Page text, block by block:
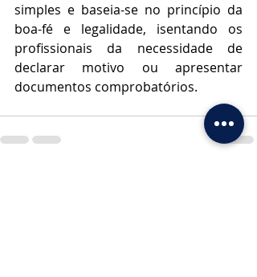
simples e baseia-se no princípio da
boa-fé e legalidade, isentando os
profissionais da necessidade de
declarar motivo ou apresentar
documentos comprobatórios.